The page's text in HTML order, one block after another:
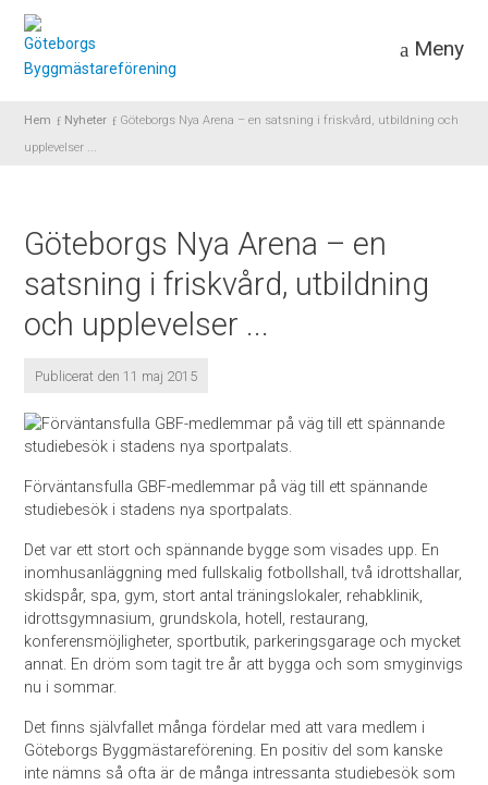
Meny
Hem Nyheter
Göteborgs Nya Arena – en satsning i friskvård, utbildning och
upplevelser ...
Göteborgs Nya Arena – en
satsning i friskvård, utbildning
och upplevelser ...
Publicerat den 11 maj 2015
Förväntansfulla GBF-medlemmar på väg till ett spännande
studiebesök i stadens nya sportpalats.
Det var ett stort och spännande bygge som visades upp. En
inomhusanläggning med fullskalig fotbollshall, två idrottshallar,
skidspår, spa, gym, stort antal träningslokaler, rehabklinik,
idrottsgymnasium, grundskola, hotell, restaurang,
konferensmöjligheter, sportbutik, parkeringsgarage och mycket
annat. En dröm som tagit tre år att bygga och som smyginvigs
nu i sommar.
Det finns självfallet många fördelar med att vara medlem i
Göteborgs Byggmästareförening. En positiv del som kanske
inte nämns så ofta är de många intressanta studiebesök som